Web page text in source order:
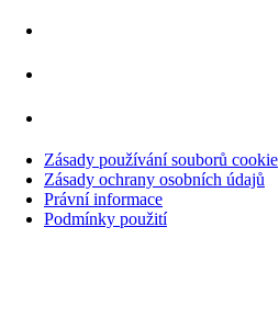
Zásady používání souborů cookie
Zásady ochrany osobních údajů
Právní informace
Podmínky použití